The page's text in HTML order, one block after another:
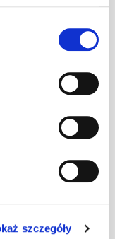
szczegóły